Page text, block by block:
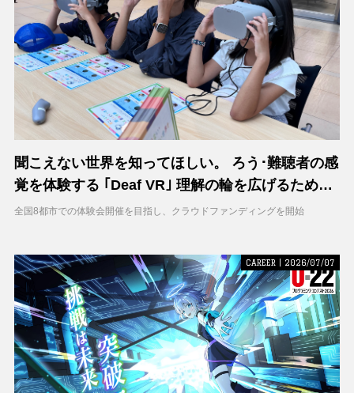
聞こえない世界を知ってほしい。 ろう･難聴者の感
覚を体験する ｢Deaf VR｣ 理解の輪を広げるため支
援募集を開始
全国8都市での体験会開催を目指し、クラウドファンディングを開始
CAREER | 2026/07/07